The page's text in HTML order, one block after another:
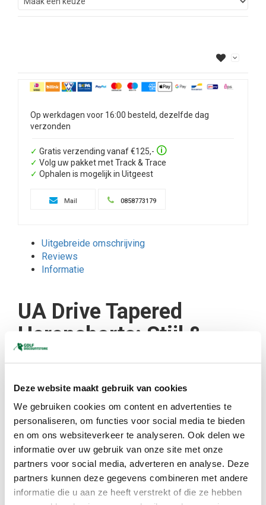
Deze website maakt gebruik van cookies
We gebruiken cookies om content en advertenties te
personaliseren, om functies voor social media te bieden
en om ons websiteverkeer te analyseren. Ook delen we
informatie over uw gebruik van onze site met onze
partners voor social media, adverteren en analyse. Deze
partners kunnen deze gegevens combineren met andere
informatie die u aan ze heeft verstrekt of die ze hebben
Op werkdagen voor 16:00 besteld, dezelfde dag
verzonden
✓ Gratis verzending vanaf €125,- 🛈
✓ Volg uw pakket met Track & Trace
✓ Ophalen is mogelijk in Uitgeest
Mail 0858773179
Uitgebreide omschrijving
Reviews
Informatie
UA Drive Tapered
Herenshorts: Stijl &
Comfort op de Golfbaan
Lichtgewicht, Ademend &
Waterafstotend voor Maximale
Prestaties
Til je golfspel naar een hoger niveau met de UA Drive
Tapered Herenshorts. Deze shorts combineren
moderne stijl met geavanceerde technologie, waardoor
je ultieme bewegingsvrijheid en comfort ervaart.